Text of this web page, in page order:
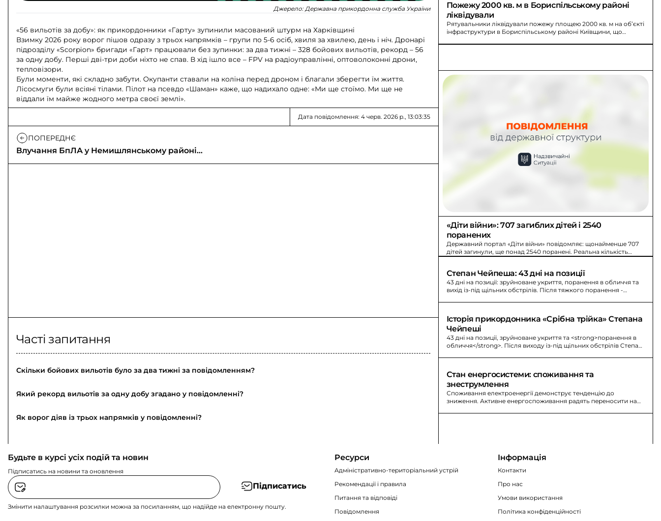
Джерело:Державна прикордонна служба України
«56 вильотів за добу»: як прикордонники «Гарту» зупинили масований штурм на Харківщині
Взимку 2026 року ворог пішов одразу з трьох напрямків – групи по 5-6 осіб, хвиля за хвилею, день і ніч. Дронарі
підрозділу «Scorpion» бригади «Гарт» працювали без зупинки: за два тижні – 328 бойових вильотів, рекорд – 56
за одну добу. Перші дві-три доби ніхто не спав. В хід ішло все – FPV на радіоуправлінні, оптоволоконні дрони,
тепловізори.
Були моменти, які складно забути. Окупанти ставали на коліна перед дроном і благали зберегти їм життя.
Лісосмуги були всіяні тілами. Пілот на псевдо «Шаман» каже, що надихало одне: «Ми ще стоїмо. Ми ще не
віддали їм майже жодного метра своєї землі».
Дата повідомлення: 4 черв. 2026 р., 13:03:35
ПОПЕРЕДНЄ
Влучання БпЛА у Немишлянському районі
Харкова
Часті запитання
Скільки бойових вильотів було за два тижні за повідомленням?
Який рекорд вильотів за одну добу згадано у повідомленні?
Як ворог діяв із трьох напрямків у повідомленні?
Пожежу 2000 кв. м в Бориспільському районі
ліквідували
Рятувальники ліквідували пожежу площею 2000 кв. м на об’єкті
інфраструктури в Бориспільському районі Київщини, що
«Діти війни»: 707 загиблих дітей і 2540
поранених
Державний портал «Діти війни» повідомляє: щонайменше 707
дітей загинули, ще понад 2540 поранені. Реальна кількість
жертв може бути вищою.
Степан Чейпеша: 43 дні на позиції
43 дні на позиції: зруйноване укриття, поранення в обличчя та
вихід із-під щільних обстрілів. Після тяжкого поранення -
Історія прикордонника «Срібна трійка» Степана
Чейпеші
43 дні на позиції, зруйноване укриття та <strong>поранення в
обличчя</strong>. Після виходу із-під щільних обстрілів Степан
Стан енергосистеми: споживання та
знеструмлення
Споживання електроенергії демонструє тенденцію до
зниження. Активне енергоспоживання радять переносити на
Будьте в курсі усіх подій та новин
Підписатись на новини та оновлення
Підписатись
Змінити налаштування розсилки можна за посиланням, що надійде на електронну пошту.
Ресурси
Адміністративно-територіальний устрій
Рекомендації i правила
Питання та відповіді
Повідомлення
Інформація
Контакти
Про нас
Умови використання
Політика конфіденційності